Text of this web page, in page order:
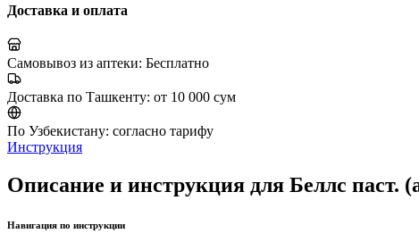
Доставка и оплата
Самовывоз из аптеки: Бесплатно
Доставка по Ташкенту: от 10 000 сум
По Узбекистану: согласно тарифу
Инструкция
Описание и инструкция для Беллс паст.
Навигация по инструкции